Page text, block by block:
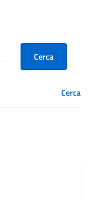
Cerca
Cerca